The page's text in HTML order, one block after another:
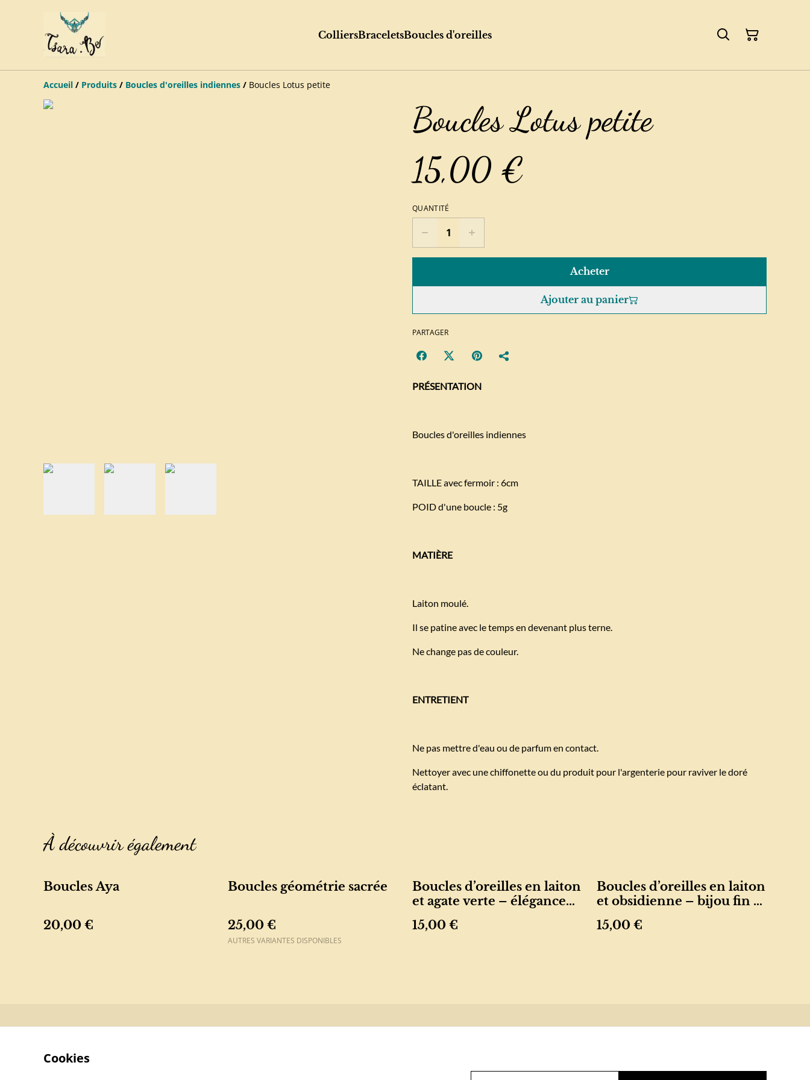
ColliersBraceletsBoucles d'oreilles
Accueil / Produits / Boucles d'oreilles indiennes / Boucles Lotus petite
Boucles Lotus petite
15,00 €
QUANTITÉ
Acheter
Ajouter au panier
PARTAGER
PRÉSENTATION
Boucles d'oreilles indiennes
TAILLE avec fermoir : 6cm
POID d'une boucle : 5g
MATIÈRE
Laiton moulé.
Il se patine avec le temps en devenant plus terne.
Ne change pas de couleur.
ENTRETIENT
Ne pas mettre d'eau ou de parfum en contact.
Nettoyer avec une chiffonette ou du produit pour l'argenterie pour raviver le doré
éclatant.
À découvrir également
Boucles Aya
20,00 €
Boucles géométrie sacrée
25,00 €
AUTRES VARIANTES DISPONIBLES
Boucles d’oreilles en laiton
et agate verte – élégance
minimaliste
15,00 €
Boucles d’oreilles en laiton
et obsidienne – bijou fin et
protecteur
15,00 €
Cookies